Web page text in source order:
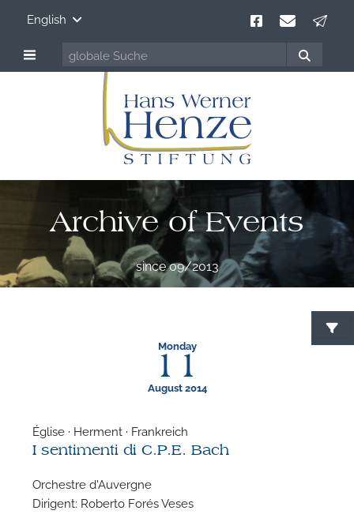
English
Archive of Events
since 09/2013
Monday
11
August 2014
Église · Herment · Frankreich
I sentimenti di C.P.E. Bach
Orchestre d'Auvergne
Dirigent: Roberto Forés Veses